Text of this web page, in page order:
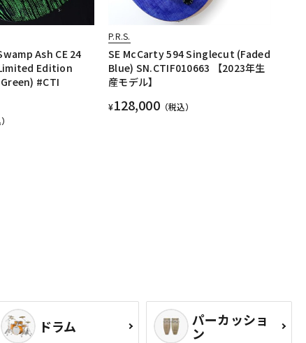
Ash CE 24
Edition
#CTI
P.R.S.
SE McCarty 594 Singlecut (Faded
Blue) SN.CTIF010663 【2023年生
産モデル】
¥128,000（税込）
ドラム パーカッショ
ン